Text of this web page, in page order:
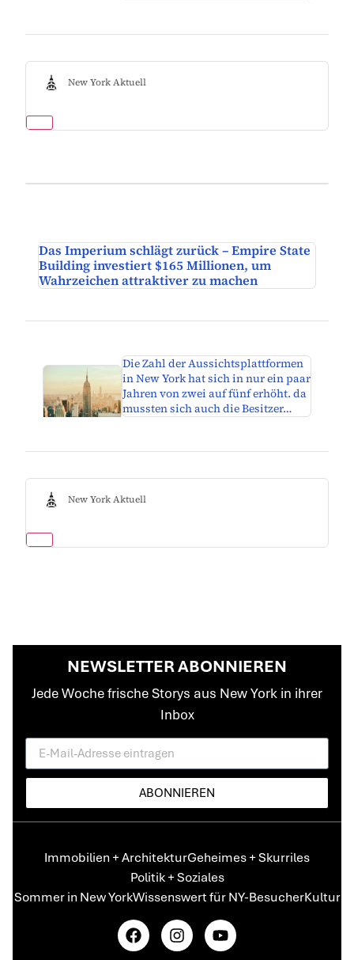
New York Aktuell
Das Imperium schlägt zurück – Empire State
Building investiert $165 Millionen, um
Wahrzeichen attraktiver zu machen
Die Zahl der Aussichtsplattformen
in New York hat sich in nur ein paar
Jahren von zwei auf fünf erhöht. da
mussten sich auch die Besitzer…
New York Aktuell
NEWSLETTER ABONNIEREN
Jede Woche frische Storys aus New York in ihrer
Inbox
ABONNIEREN
Immobilien + ArchitekturGeheimes + Skurriles
Politik + Soziales
Sommer in New YorkWissenswert für NY-BesucherKultur